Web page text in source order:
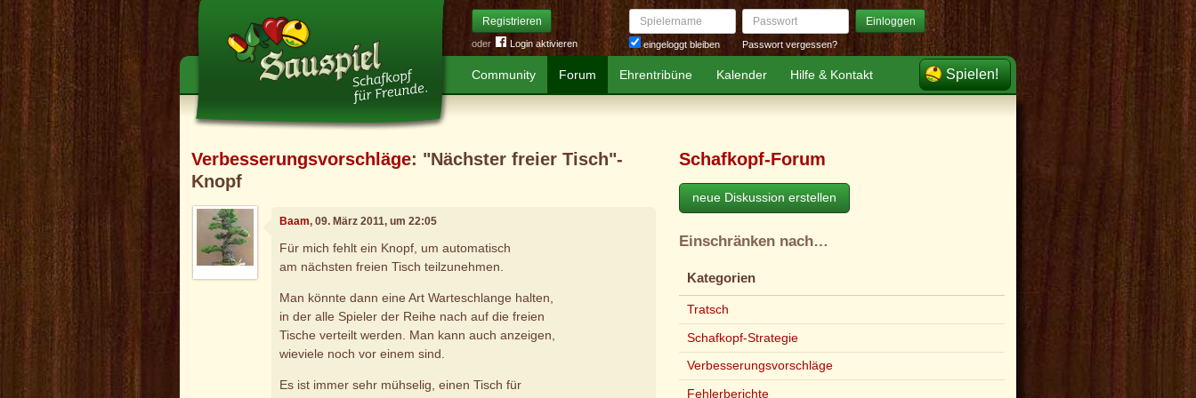
Registrieren
oder Login aktivieren
Spielername
eingeloggt bleiben
Passwort Einloggen
Passwort vergessen?
Community Forum Ehrentribüne Kalender Hilfe & Kontakt Spielen!
Verbesserungsvorschläge: "Nächster freier Tisch"-
Knopf
Baam, 09. März 2011, um 22:05
Für mich fehlt ein Knopf, um automatisch
am nächsten freien Tisch teilzunehmen.
Man könnte dann eine Art Warteschlange halten,
in der alle Spieler der Reihe nach auf die freien
Tische verteilt werden. Man kann auch anzeigen,
wieviele noch vor einem sind.
Es ist immer sehr mühselig, einen Tisch für
Schafkopf-Forum
neue Diskussion erstellen
Einschränken nach…
Kategorien
Tratsch
Schafkopf-Strategie
Verbesserungsvorschläge
Fehlerberichte